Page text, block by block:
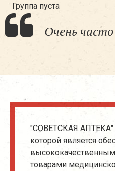
Группа пуста
Очень
"СОВЕТСКАЯ АПТЕКА"
которой является
товарами